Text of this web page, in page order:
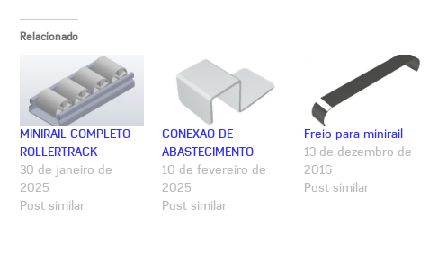
Relacionado
MINIRAIL COMPLETO
ROLLERTRACK
30 de janeiro de
2025
Post similar
CONEXAO DE
ABASTECIMENTO
10 de fevereiro de
2025
Post similar
Freio para minirail
13 de dezembro de
2016
Post similar